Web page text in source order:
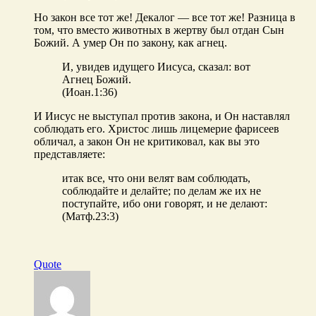
Но закон все тот же! Декалог — все тот же! Разница в
том, что вместо животных в жертву был отдан Сын
Божий. А умер Он по закону, как агнец.
И, увидев идущего Иисуса, сказал: вот
Агнец Божий.
(Иоан.1:36)
И Иисус не выступал против закона, и Он наставлял
соблюдать его. Христос лишь лицемерие фарисеев
обличал, а закон Он не критиковал, как вы это
представляете:
итак все, что они велят вам соблюдать,
соблюдайте и делайте; по делам же их не
поступайте, ибо они говорят, и не делают:
(Матф.23:3)
Quote